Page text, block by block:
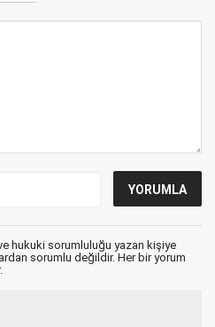
hukuki sorumluluğu yazan kişiye
sorumlu değildir. Her bir yorum